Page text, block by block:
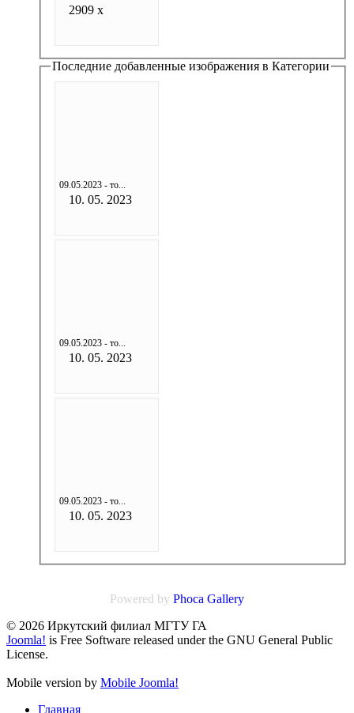
2909 x
Последние добавленные изображения в Категории
09.05.2023 - то...
10. 05. 2023
09.05.2023 - то...
10. 05. 2023
09.05.2023 - то...
10. 05. 2023
Powered by Phoca Gallery
© 2026 Иркутский филиал МГТУ ГА
Joomla! is Free Software released under the GNU General Public
License.
Mobile version by Mobile Joomla!
Главная